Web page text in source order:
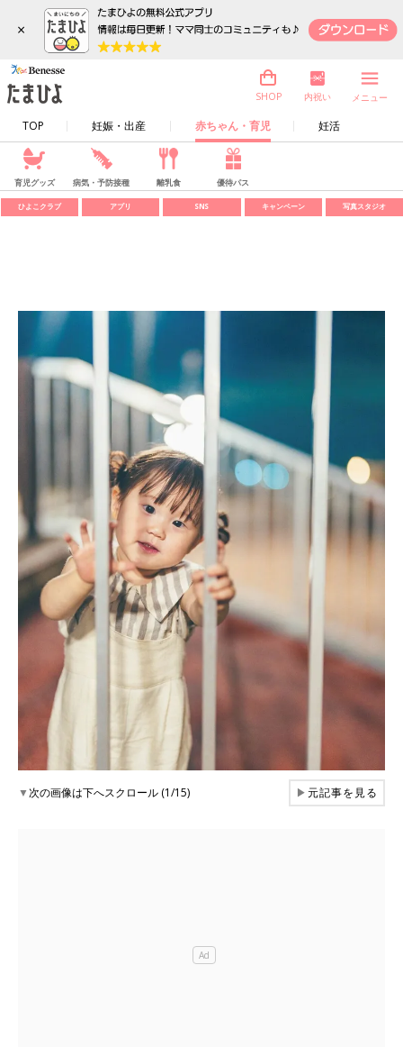
×
TOP 妊娠・出産 赤ちゃん・育児 妊活
SHOP 内祝い メニュー
育児グッズ 病気・予防接種 離乳食 優待パス
ひよこクラブ アプリ SNS キャンペーン 写真スタジオ
▼次の画像は下へスクロール (1/15) ▶元記事を見る